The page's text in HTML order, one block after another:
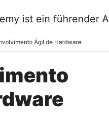
Ágil de Hardware